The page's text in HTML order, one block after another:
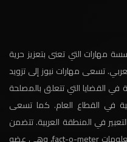
مهارات التي تعنى بتعزيز حرية
تسعى مهارات نيوز إلى تزويد
في القضايا التي تتعلق بالمصلحة
في القطاع العام. كما تسعى
في المنطقة العربية. تتضمن
مهارات نيوز قسما خاصا بالتحقق من المعلومات fact-o-meter، وهي عضو